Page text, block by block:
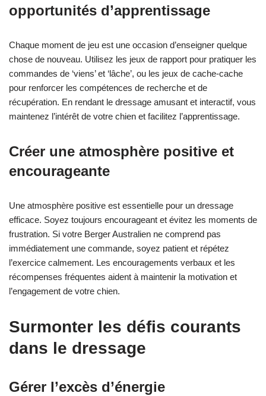
opportunités d’apprentissage
Chaque moment de jeu est une occasion d’enseigner quelque
chose de nouveau. Utilisez les jeux de rapport pour pratiquer les
commandes de ‘viens’ et ‘lâche’, ou les jeux de cache-cache
pour renforcer les compétences de recherche et de
récupération. En rendant le dressage amusant et interactif, vous
maintenez l’intérêt de votre chien et facilitez l’apprentissage.
Créer une atmosphère positive et
encourageante
Une atmosphère positive est essentielle pour un dressage
efficace. Soyez toujours encourageant et évitez les moments de
frustration. Si votre Berger Australien ne comprend pas
immédiatement une commande, soyez patient et répétez
l’exercice calmement. Les encouragements verbaux et les
récompenses fréquentes aident à maintenir la motivation et
l’engagement de votre chien.
Surmonter les défis courants
dans le dressage
Gérer l’excès d’énergie